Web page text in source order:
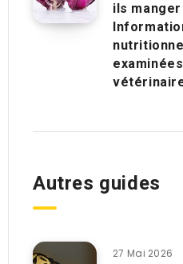
ils manger
Autres guides
27 Mai 2026